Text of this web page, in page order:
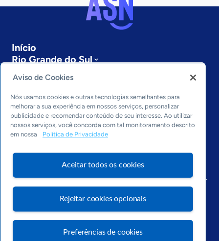
Início
Rio Grande do Sul
Sobre a ASN
Últimas notícias
Entre em contato
Editorias
Economia & Política
Inovação & Tecnologia
Cultura empreendedora
Arquivo
Aviso de Cookies
Nós usamos cookies e outras tecnologias semelhantes para
melhorar a sua experiência em nossos serviços, personalizar
publicidade e recomendar conteúdo de seu interesse. Ao utilizar
nossos serviços, você concorda com tal monitoramento descrito
em nossa
Política de Privacidade
Aceitar todos os cookies
Rejeitar cookies opcionais
Preferências de cookies